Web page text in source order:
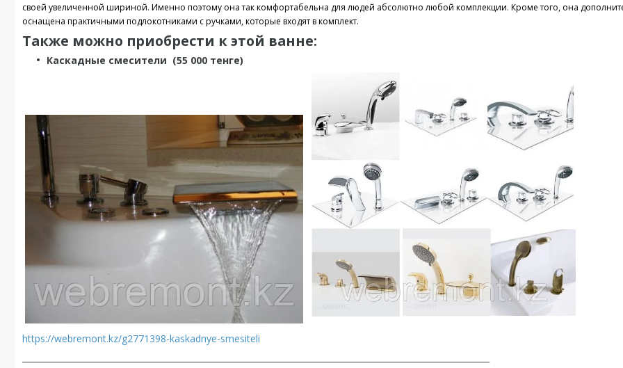
своей увеличенной шириной. Именно поэтому она так комфортабельна для людей абсолютно любой комплекции. Кроме того, она
оснащена практичными подлокотниками с ручками, которые входят в комплект.
Также можно приобрести к этой ванне:
Каскадные смесители (55 000 тенге)
https://webremont.kz/g2771398-kaskadnye-smesiteli